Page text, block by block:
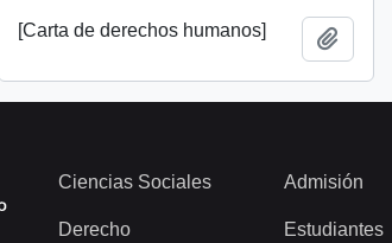
[Carta de derechos humanos]
Ciencias Sociales
Derecho
Admisión
Estudiantes